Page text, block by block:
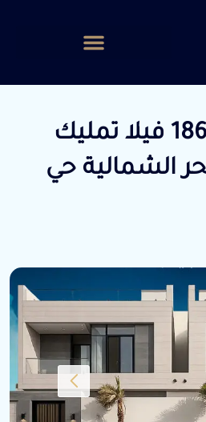
مشروع رقم 1864 فيلا تمليك
الشمالية حي